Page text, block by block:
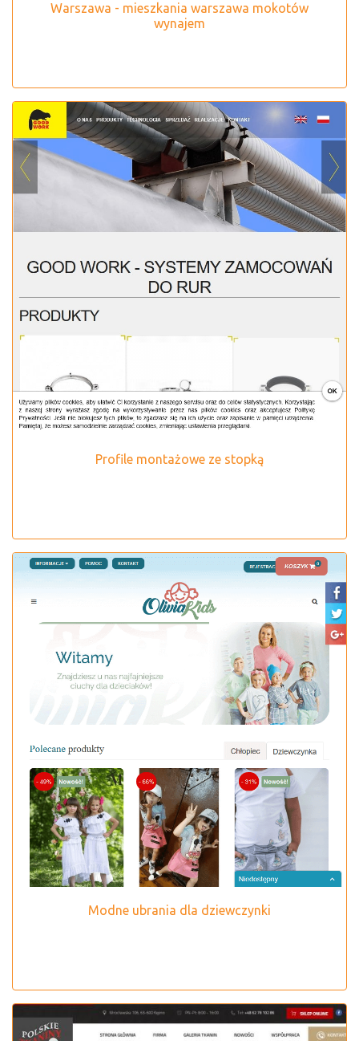
Warszawa - mieszkania warszawa mokotów
wynajem
Profile montażowe ze stopką
Modne ubrania dla dziewczynki